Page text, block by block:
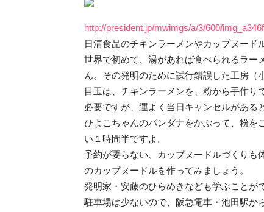
http://president.jp/mwimgs/a/3/600/
日清食品のチキンラーメンやカップヌード
世界で初めて、湯があれば食べられるラー
ん。その発明のために試行錯誤した工房（
目玉は、チキンラーメンを、粉から手作
必要ですが、運よく当日キャンセルがある
ひよこちゃんのバンダナをかぶって、粉を
い１時間半ですよ。
予約が要らない、カップヌードルづくりも
のカップヌードルを作ってみましょう。
発明家・安藤のひらめきなども学ぶことが
駐車場は少ないので、阪急電車・池田駅か